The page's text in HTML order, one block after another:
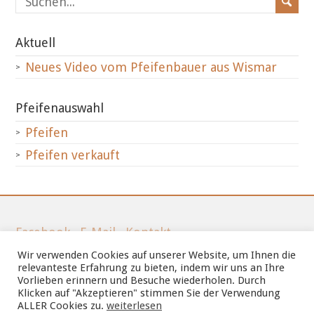
Aktuell
Neues Video vom Pfeifenbauer aus Wismar
Pfeifenauswahl
Pfeifen
Pfeifen verkauft
Facebook·E-Mail·Kontakt
Tel.: 03841-212066
Mobil: 01511-2780472
Wir verwenden Cookies auf unserer Website, um Ihnen die
relevanteste Erfahrung zu bieten, indem wir uns an Ihre
Vorlieben erinnern und Besuche wiederholen. Durch
Klicken auf "Akzeptieren" stimmen Sie der Verwendung
ALLER Cookies zu. weiterlesen